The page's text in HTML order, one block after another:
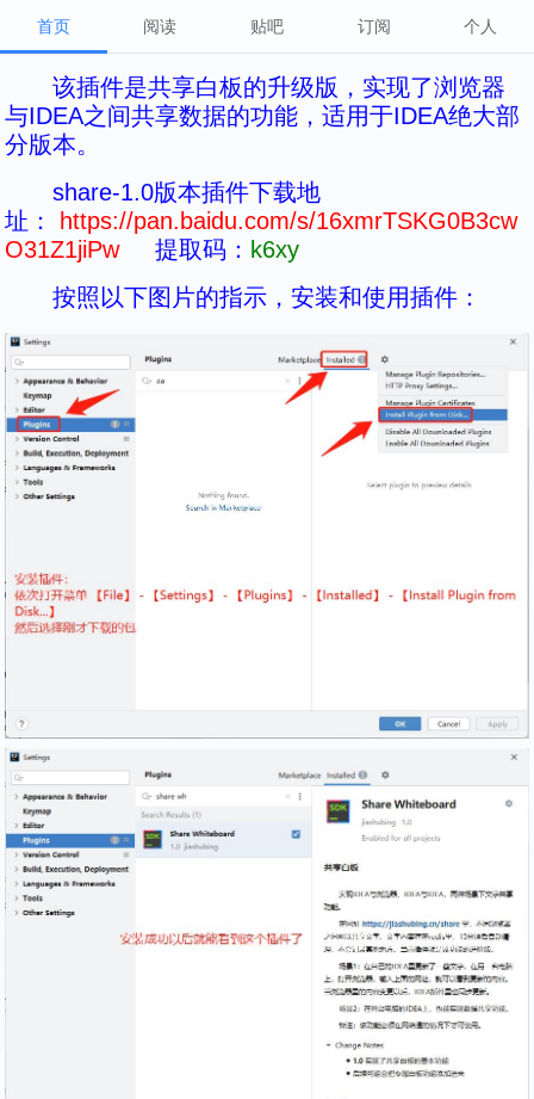
进击的馒头片
首页 阅读 贴吧 订阅 个人
该插件是共享白板的升级版，实现了浏览器
与IDEA之间共享数据的功能，适用于IDEA绝大部
分版本。
share-1.0版本插件下载地
址：
https://pan.baidu.com/s/16xmrTSKG0B3cw
O31Z1jiPw
提取码： k6xy
按照以下图片的指示，安装和使用插件：